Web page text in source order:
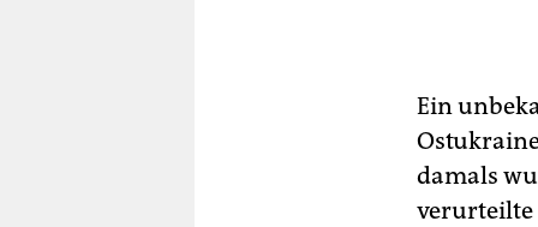
Ein
damals
verurteilte